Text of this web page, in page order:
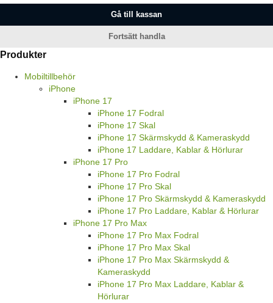
Gå till kassan
Fortsätt handla
Produkter
Mobiltillbehör
iPhone
iPhone 17
iPhone 17 Fodral
iPhone 17 Skal
iPhone 17 Skärmskydd & Kameraskydd
iPhone 17 Laddare, Kablar & Hörlurar
iPhone 17 Pro
iPhone 17 Pro Fodral
iPhone 17 Pro Skal
iPhone 17 Pro Skärmskydd & Kameraskydd
iPhone 17 Pro Laddare, Kablar & Hörlurar
iPhone 17 Pro Max
iPhone 17 Pro Max Fodral
iPhone 17 Pro Max Skal
iPhone 17 Pro Max Skärmskydd &
Kameraskydd
iPhone 17 Pro Max Laddare, Kablar &
Hörlurar